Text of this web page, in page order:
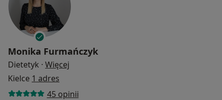
Monika Furmańczyk
Dietetyk · Więcej
Kielce 1 adres
45 opinii